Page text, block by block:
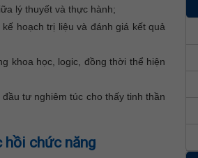
lý thuyết và thực hành;
hoạch trị liệu và đánh giá kết quả
khoa học, logic, đồng thời thể hiện
tư nghiêm túc cho thấy tinh thần
hồi chức năng